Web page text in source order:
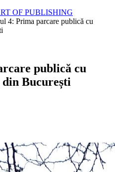
OF PUBLISHING
4: Prima parcare publică cu
publică cu
București